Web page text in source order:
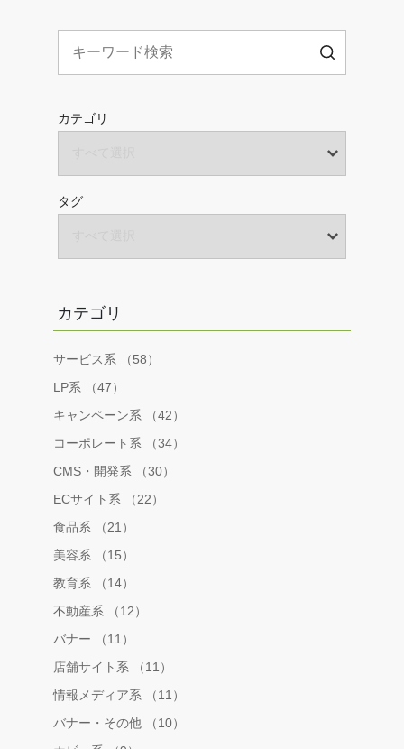
カテゴリ
タグ
カテゴリ
サービス系 （58）
LP系 （47）
キャンペーン系 （42）
コーポレート系 （34）
CMS・開発系 （30）
ECサイト系 （22）
食品系 （21）
美容系 （15）
教育系 （14）
不動産系 （12）
バナー （11）
店舗サイト系 （11）
情報メディア系 （11）
バナー・その他 （10）